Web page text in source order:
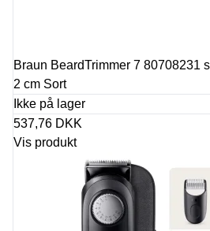
Braun BeardTrimmer 7 80708231
2 cm Sort
Ikke på lager
537,76 DKK
Vis produkt